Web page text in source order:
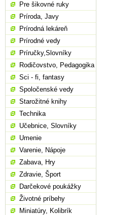
Pre šikovné ruky
Príroda, Javy
Prírodná lekáreň
Prírodné vedy
Príručky,Slovníky
Rodičovstvo, Pedagogika
Sci - fi, fantasy
Spoločenské vedy
Starožitné knihy
Technika
Učebnice, Slovníky
Umenie
Varenie, Nápoje
Zabava, Hry
Zdravie, Šport
Darčekové poukážky
Životné príbehy
Miniatúry, Kolibrík